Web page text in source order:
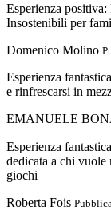
Esperienza positiva:
Insostenibili per
Domenico Molino
Esperienza
e rinfrescarsi in
EMANUELE
Esperienza
dedicata a chi vuole
giochi
Roberta Fois